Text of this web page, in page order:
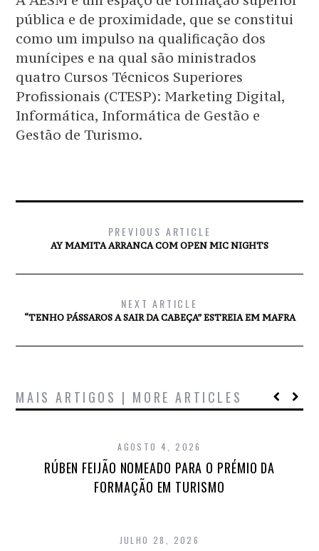
pública e de proximidade, que se constitui
como um impulso na qualificação dos
munícipes e na qual são ministrados
quatro Cursos Técnicos Superiores
Profissionais (CTESP): Marketing Digital,
Informática, Informática de Gestão e
Gestão de Turismo.
PREVIOUS ARTICLE
AY MAMITA ARRANCA COM OPEN MIC NIGHTS
NEXT ARTICLE
“TENHO PÁSSAROS A SAIR DA CABEÇA” ESTREIA EM MAFRA
MAIS ARTIGOS | MORE ARTICLES
AGOSTO 4, 2026
RÚBEN FEIJÃO NOMEADO PARA O PRÉMIO DA
FORMAÇÃO EM TURISMO
JULHO 28, 2026